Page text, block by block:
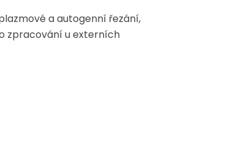
a autogenní řezání,
zpracování u externích